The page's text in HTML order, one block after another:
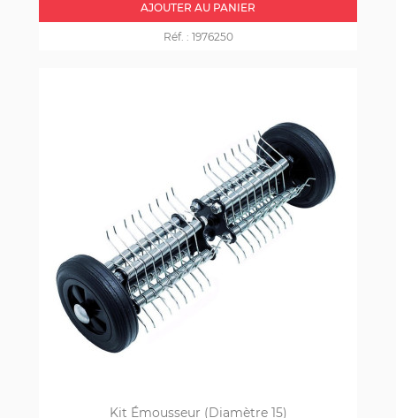
AJOUTER AU PANIER
Réf. : 1976250
Kit Émousseur (diamètre 15)